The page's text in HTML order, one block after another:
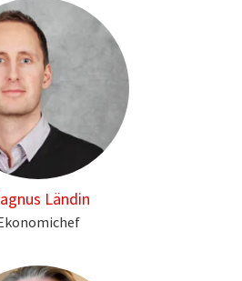
Ländin